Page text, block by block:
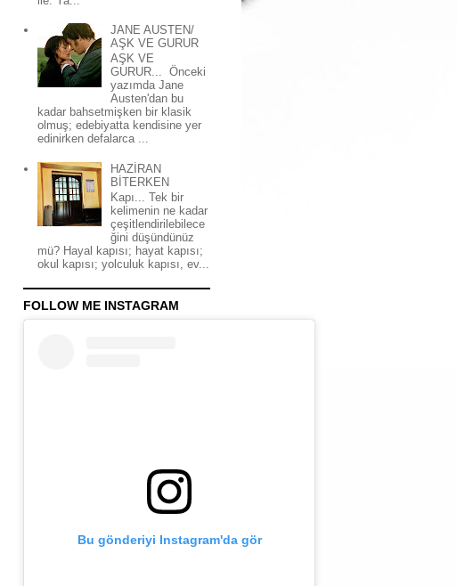
JANE AUSTEN/
AŞK VE GURUR
AŞK VE
GURUR... Önceki
yazımda Jane
Austen'dan bu
kadar bahsetmişken bir klasik
olmuş; edebiyatta kendisine yer
edinirken defalarca ...
HAZİRAN
BİTERKEN
Kapı... Tek bir
kelimenin ne kadar
çeşitlendirilebilece
ğini düşündünüz
mü? Hayal kapısı; hayat kapısı;
okul kapısı; yolculuk kapısı, ev...
FOLLOW ME INSTAGRAM
Bu gönderiyi Instagram'da gör